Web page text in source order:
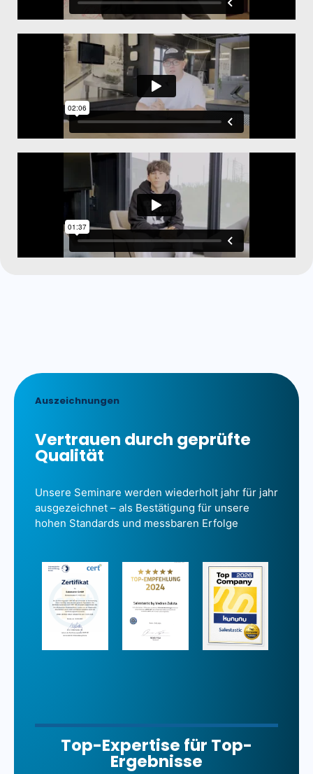
Auszeichnungen
Vertrauen durch geprüfte
Qualität
Unsere Seminare werden wiederholt jahr für jahr
ausgezeichnet – als Bestätigung für unsere
hohen Standards und messbaren Erfolge
Top-Expertise für Top-
Ergebnisse